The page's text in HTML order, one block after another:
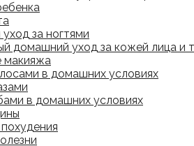
за ногтями
домашний уход за кожей лица и
макияжа
в домашних условиях
в домашних условиях